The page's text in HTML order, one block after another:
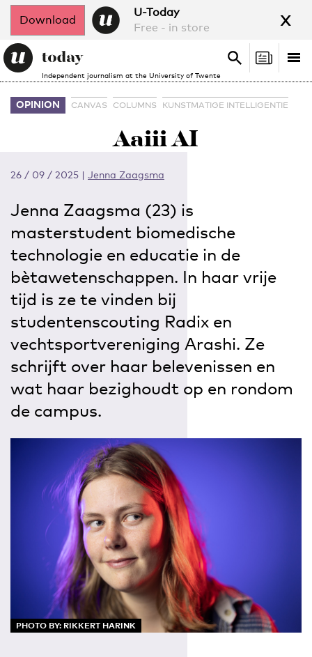
Download
U-Today
Free - in store
x
Independent journalism at the University of Twente
Search
Search
OPINION CANVAS COLUMNS KUNSTMATIGE INTELLIGENTIE
Aaiii AI
26 / 09 / 2025 | Jenna Zaagsma
Jenna Zaagsma (23) is
masterstudent biomedische
technologie en educatie in de
bètawetenschappen. In haar vrije
tijd is ze te vinden bij
studentenscouting Radix en
vechtsportvereniging Arashi. Ze
schrijft over haar belevenissen en
wat haar bezighoudt op en rondom
de campus.
PHOTO BY: RIKKERT HARINK